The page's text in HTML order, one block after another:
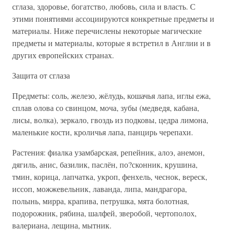
сглаза, здоровье, богатство, любовь, сила и власть. С
этими понятиями ассоциируются конкретные предметы и
материалы. Ниже перечислены некоторые магические
предметы и материалы, которые я встретил в Англии и в
других европейских странах.
Защита от сглаза
Предметы: соль, железо, жёлудь, кошачья лапа, иглы ежа,
сплав олова со свинцом, моча, зубы (медведя, кабана,
лисы, волка), зеркало, гвоздь из подковы, цедра лимона,
маленькие кости, кроличья лапа, панцирь черепахи.
Растения: фиалка узамбарская, репейник, алоэ, анемон,
дягиль, анис, базилик, паслён, по?сконник, крушина,
тмин, корица, лапчатка, укроп, фенхель, чеснок, вереск,
иссоп, можжевельник, лаванда, липа, мандрагора,
полынь, мирра, крапива, петрушка, мята болотная,
подорожник, рябина, шалфей, зверобой, чертополох,
валериана, лещина, мытник.